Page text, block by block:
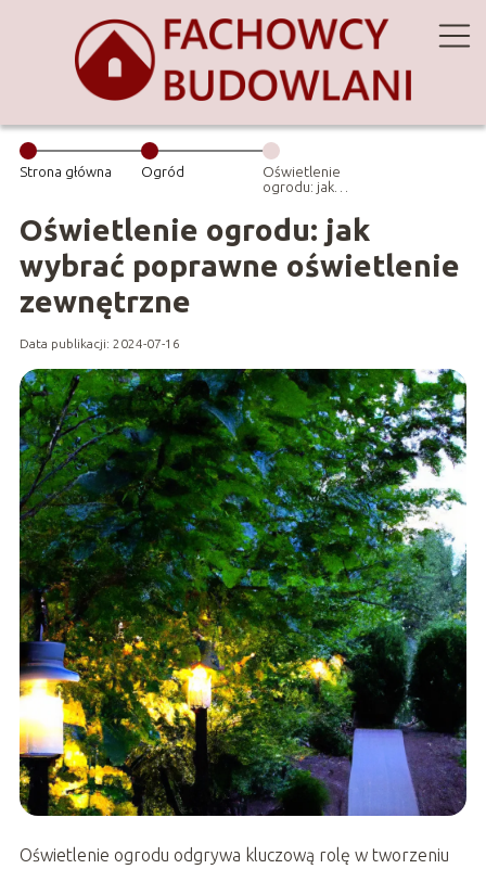
Strona główna Ogród
Oświetlenie
ogrodu: jak
poprawne
oświetlenie
zewnętrzne
Oświetlenie ogrodu: jak
wybrać poprawne oświetlenie
zewnętrzne
Data publikacji: 2024-07-16
Oświetlenie ogrodu odgrywa kluczową rolę w tworzeniu